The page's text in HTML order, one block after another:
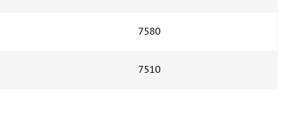
7580
7510